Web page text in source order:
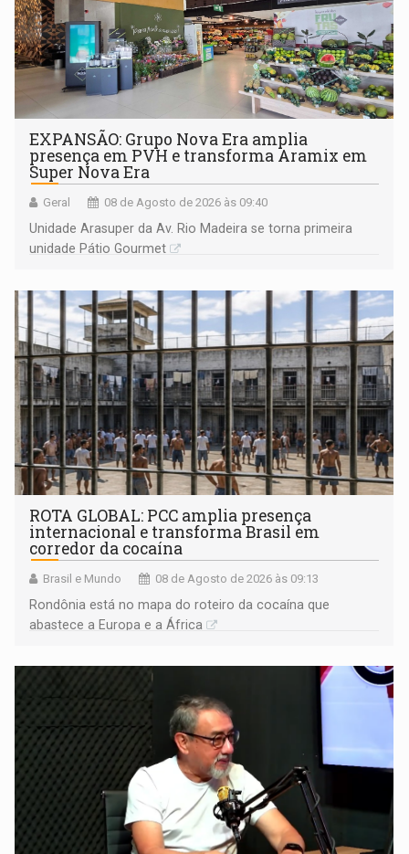
EXPANSÃO: Grupo Nova Era amplia
presença em PVH e transforma Aramix em
Super Nova Era
Geral 08 de Agosto de 2026 às 09:40
Unidade Arasuper da Av. Rio Madeira se torna primeira
unidade Pátio Gourmet
ROTA GLOBAL: PCC amplia presença
internacional e transforma Brasil em
corredor da cocaína
Brasil e Mundo 08 de Agosto de 2026 às 09:13
Rondônia está no mapa do roteiro da cocaína que
abastece a Europa e a África